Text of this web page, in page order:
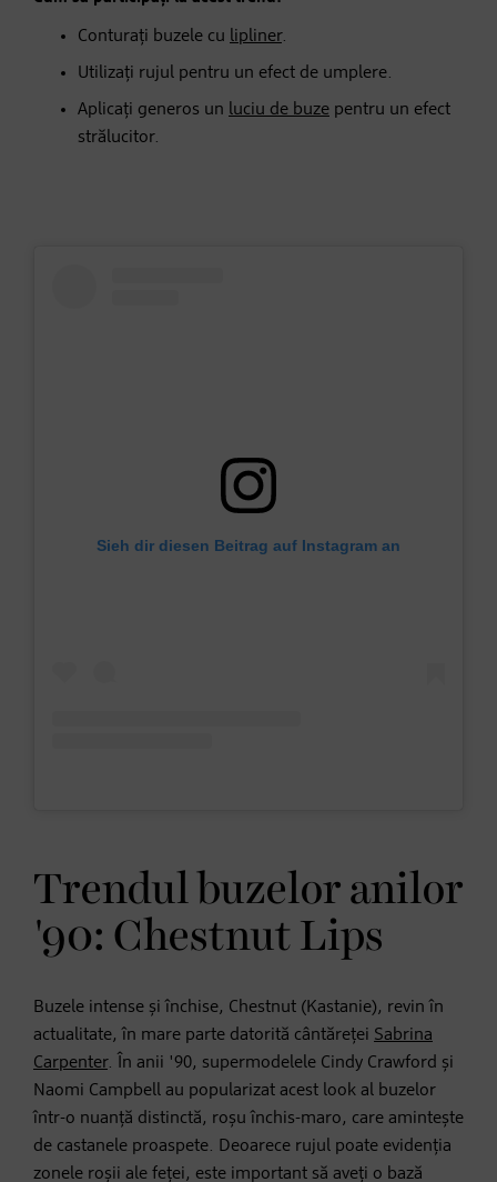
Conturați buzele cu lipliner.
Utilizați rujul pentru un efect de umplere.
Aplicați generos un luciu de buze pentru un efect
strălucitor.
Sieh dir diesen Beitrag auf Instagram an
Trendul buzelor anilor
'90: Chestnut Lips
Buzele intense și închise, Chestnut (Kastanie), revin în
actualitate, în mare parte datorită cântăreței Sabrina
Carpenter. În anii '90, supermodelele Cindy Crawford și
Naomi Campbell au popularizat acest look al buzelor
într-o nuanță distinctă, roșu închis-maro, care amintește
de castanele proaspete. Deoarece rujul poate evidenția
zonele roșii ale feței, este important să aveți o bază